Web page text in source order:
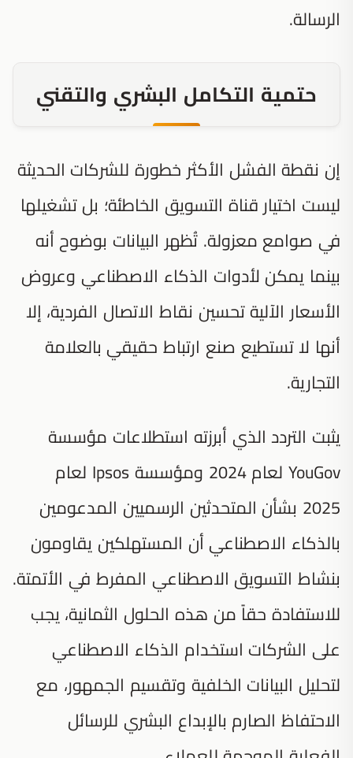
الرسالة.
حتمية التكامل البشري والتقني
إن نقطة الفشل الأكثر خطورة للشركات الحديثة
ليست اختيار قناة التسويق الخاطئة؛ بل تشغيلها
في صوامع معزولة. تُظهر البيانات بوضوح أنه
بينما يمكن لأدوات الذكاء الاصطناعي وعروض
الأسعار الآلية تحسين نقاط الاتصال الفردية، إلا
أنها لا تستطيع صنع ارتباط حقيقي بالعلامة
التجارية.
يثبت التردد الذي أبرزته استطلاعات مؤسسة
YouGov لعام 2024 ومؤسسة Ipsos لعام
2025 بشأن المتحدثين الرسميين المدعومين
بالذكاء الاصطناعي أن المستهلكين يقاومون
بنشاط التسويق الاصطناعي المفرط في الأتمتة.
للاستفادة حقاً من هذه الحلول الثمانية، يجب
على الشركات استخدام الذكاء الاصطناعي
لتحليل البيانات الخلفية وتقسيم الجمهور، مع
الاحتفاظ الصارم بالإبداع البشري للرسائل